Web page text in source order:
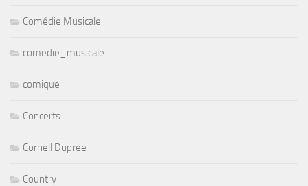
Comédie Musicale
comedie_musicale
comique
Concerts
Cornell Dupree
Country